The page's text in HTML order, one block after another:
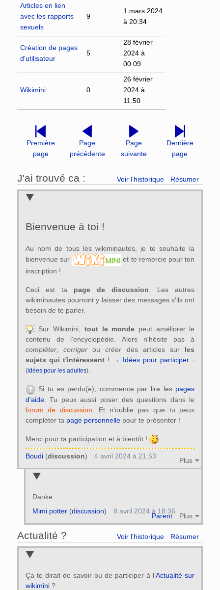
Articles en lien
avec les rapports
sexuels
9
1 mars 2024
à 20:34
Création de pages
d'utilisateur
5
28 février
2024 à
00:09
Wikimini 0
26 février
2024 à
11:50
Première
page
Page
précédente
Page
suivante
Dernière
page
J'ai trouvé ca : Voir l’historique Résumer
Bienvenue à toi !
Au nom de tous les wikiminautes, je te souhaite la
bienvenue sur
et te remercie pour ton
inscription !
Ceci est ta page de discussion. Les autres
wikiminautes pourront y laisser des messages s'ils ont
besoin de te parler.
Sur Wikimini, tout le monde peut améliorer le
contenu de l'encyclopédie. Alors n'hésite pas à
compléter, corriger oucréer des articles sur les
sujets qui t'intéressent ! → Idées pour participer ·
(idées pour les adultes).
Si tu es perdu(e), commence par lire les pages
d'aide. Tu peux aussi poser des questions dans le
forum de discussion . Et n'oublie pas que tu peux
compléter ta page personnellepour te présenter !
Merci pour ta participation et à bientôt !
Plus
Boudi(discussion) 4 avril 2024 à 21:53
Danke
Parent Plus
Mimi potter(discussion) 8 avril 2024 à 18:36
Actualité ? Voir l’historique Résumer
Ça te dirait de savoir ou de participer à l’Actualité sur
wikimini?